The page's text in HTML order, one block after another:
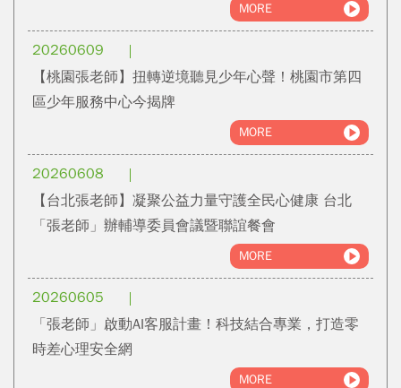
MORE
20260609
【桃園張老師】扭轉逆境聽見少年心聲！桃園市第四
區少年服務中心今揭牌
MORE
20260608
【台北張老師】凝聚公益力量守護全民心健康 台北
「張老師」辦輔導委員會議暨聯誼餐會
MORE
20260605
「張老師」啟動AI客服計畫！科技結合專業，打造零
時差心理安全網
MORE